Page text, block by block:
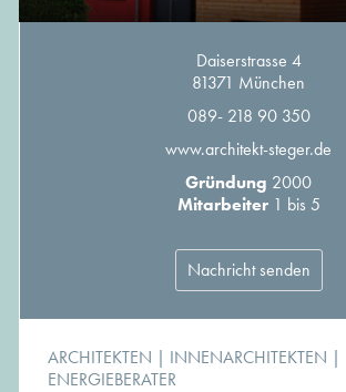
Daiserstrasse 4
81371 München
089- 218 90 350
www.architekt-steger.de
Gründung 2000
Mitarbeiter1 bis 5
Nachricht senden
ARCHITEKTEN | INNENARCHITEKTEN |
ENERGIEBERATER